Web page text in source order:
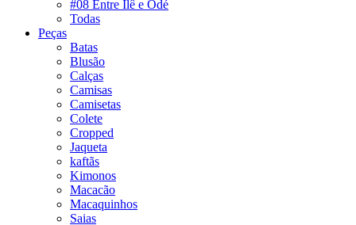
#08 Entre Ilê e Odé
Todas
Peças
Batas
Blusão
Calças
Camisas
Camisetas
Colete
Cropped
Jaqueta
kaftãs
Kimonos
Macacão
Macaquinhos
Saias